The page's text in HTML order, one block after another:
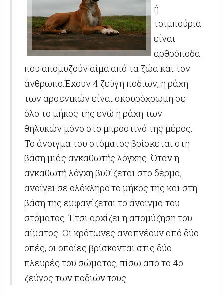
ή
τσιμπούρια
είναι
αρθρόποδα
που απομυζούν αίμα από τα ζώα και τον
άνθρωπο.Έχουν 4 ζεύγη ποδιων, η ράχη
των αρσενικών είναι σκουρόχρωμη σε
όλο το μήκος της ενώ η ράχη των
θηλυκών μόνο στο μπροστινό της μέρος.
Το άνοιγμα του στόματος βρίσκεται στη
βάση μιάς αγκαθωτής λόγχης. Όταν η
αγκαθωτή λόγχη βυθίζεται στο δέρμα,
ανοίγει σε ολόκληρο το μήκος της και στη
βάση της εμφανίζεται το άνοιγμα του
στόματος. Έτσι αρχίζει η απομύζηση του
αίματος. Οι κρότωνες αναπνέουν από δύο
οπές, οι οποίες βρίσκονται στις δύο
πλευρές του σώματος, πίσω από το 4ο
ζεύγος των ποδιών τους.